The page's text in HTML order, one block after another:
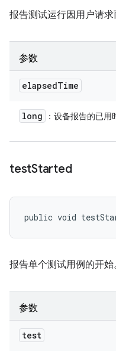
报告测试运行因用户请求
参数
elapsedTime
long ：设备报告的已
testStarted
public void
报告单个测试用例的开始
参数
test